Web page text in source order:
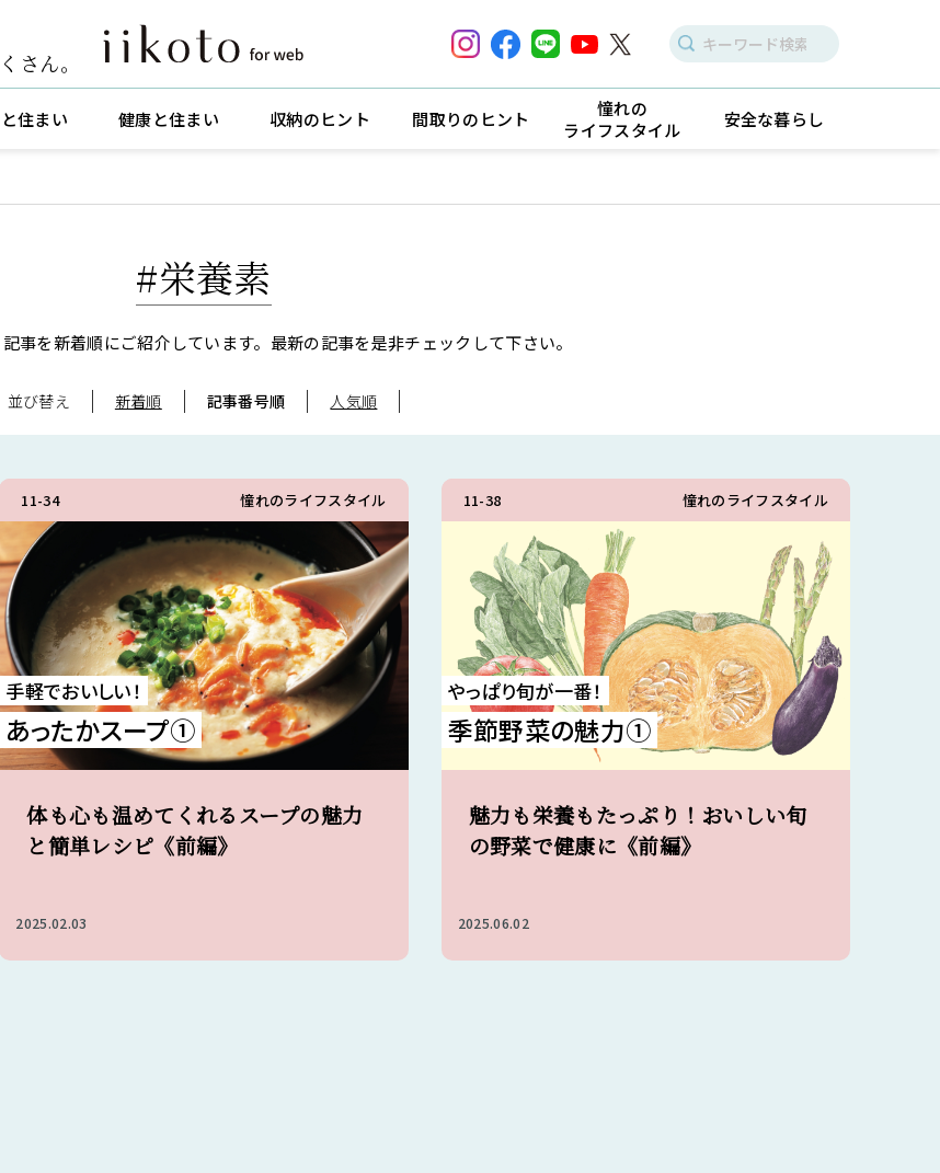
さん。
住まい 健康と住まい 収納のヒント 間取りのヒント
憧れの
ライフスタイル
安全な暮らし
#栄養素
事を新着順にご紹介しています。 最新の記事を是非チェックして下さい。
並び替え 新着順 記事番号順 人気順
11-34 憧れのライフスタイル
手軽でおいしい！
あったかスープ①
体も心も温めてくれるスープの魅力
と簡単レシピ《前編》
2025.02.03
11-38 憧れのライフスタイル
やっぱり旬が一番！
季節野菜の魅力①
魅力も栄養もたっぷり！おいしい旬
の野菜で健康に《前編》
2025.06.02